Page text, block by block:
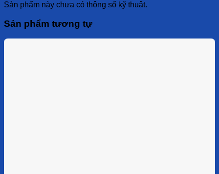
Sản phẩm này chưa có thông số kỹ thuật.
Sản phẩm tương tự